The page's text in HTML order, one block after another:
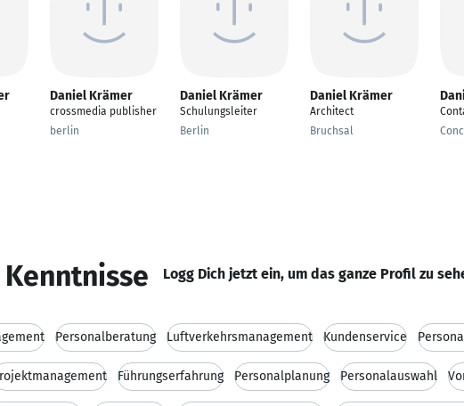
Daniel Krämer
crossmedia publisher
berlin
Daniel Krämer
Schulungsleiter
Berlin
Daniel Krämer
Architect
Bruchsal
Logg Dich jetzt ein, um das ganze Profil zu
Personalberatung Luftverkehrsmanagement Kundenservice
Führungserfahrung Personalplanung Personalauswahl